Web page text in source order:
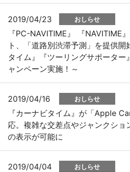
2019/04/23 おしらせ
『PC-NAVITIME』 『NAVITIME
ト、「道路別渋滞予測」を提供
タイム』『ツーリングサポーター
ャンペーン実施！～
2019/04/16 おしらせ
『カーナビタイム』が「Apple
応。複雑な交差点やジャンクショ
の表示が可能に
2019/04/04 おしらせ